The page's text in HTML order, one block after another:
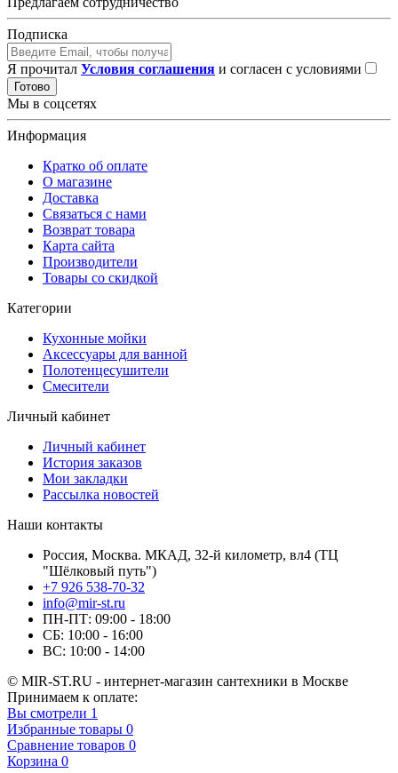
Подписка
Я прочитал Условия соглашения и согласен с условиями
Готово
Мы в соцсетях
Информация
Кратко об оплате
О магазине
Доставка
Связаться с нами
Возврат товара
Карта сайта
Производители
Товары со скидкой
Категории
Кухонные мойки
Аксессуары для ванной
Полотенцесушители
Смесители
Личный кабинет
Личный кабинет
История заказов
Мои закладки
Рассылка новостей
Наши контакты
Россия, Москва. МКАД, 32-й километр, вл4 (ТЦ
"Шёлковый путь")
+7 926 538-70-32
info@mir-st.ru
ПН-ПТ: 09:00 - 18:00
СБ: 10:00 - 16:00
ВС: 10:00 - 14:00
© MIR-ST.RU - интернет-магазин сантехники в Москве
Принимаем к оплате:
Вы смотрели 1
Избранные товары 0
Сравнение товаров 0
Корзина 0